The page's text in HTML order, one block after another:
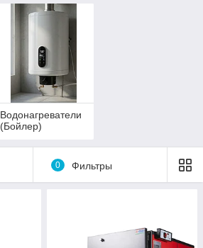
Водонагреватели
(Бойлер)
0 Фильтры